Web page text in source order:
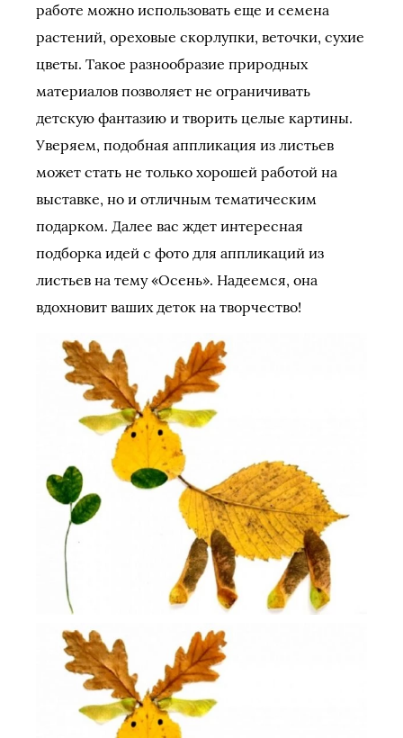
работе можно использовать еще и семена
растений, ореховые скорлупки, веточки, сухие
цветы. Такое разнообразие природных
материалов позволяет не ограничивать
детскую фантазию и творить целые картины.
Уверяем, подобная аппликация из листьев
может стать не только хорошей работой на
выставке, но и отличным тематическим
подарком. Далее вас ждет интересная
подборка идей с фото для аппликаций из
листьев на тему «Осень». Надеемся, она
вдохновит ваших деток на творчество!